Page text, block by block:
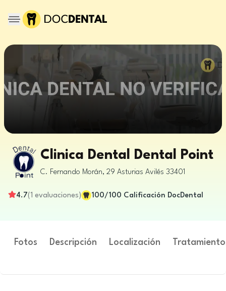
Clinica Dental Dental Point
C. Fernando Morán, 29 Asturias Avilés 33401
4.7(1 evaluaciones) 100/100 Calificación DocDental
Fotos Descripción Localización